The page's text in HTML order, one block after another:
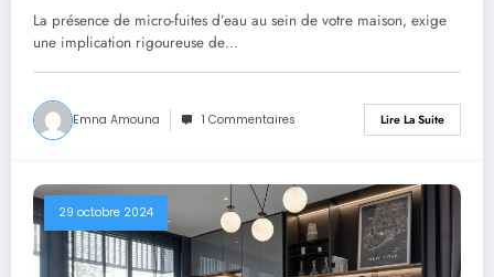
La présence de micro-fuites d’eau au sein de votre maison, exige
une implication rigoureuse de…
Emna Amouna 1 Commentaires Lire La Suite
29 octobre 2024